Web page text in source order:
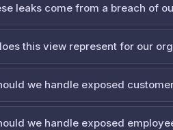
leaks come from a breach of
this view represent for our
we handle exposed
we handle exposed